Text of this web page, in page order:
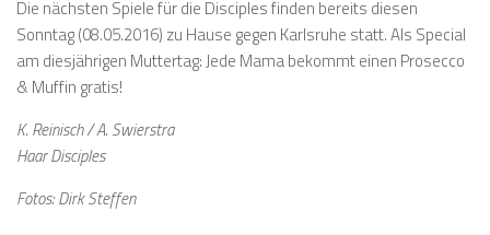
Die nächsten Spiele für die Disciples finden bereits diesen
Sonntag (08.05.2016) zu Hause gegen Karlsruhe statt. Als Special
am diesjährigen Muttertag: Jede Mama bekommt einen Prosecco
& Muffin gratis!
K. Reinisch / A. Swierstra
Haar Disciples
Fotos: Dirk Steffen